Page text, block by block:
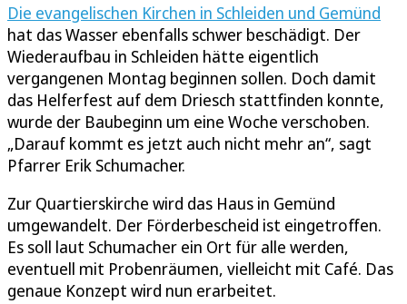
Die evangelischen Kirchen in Schleiden und Gemünd
hat das Wasser ebenfalls schwer beschädigt. Der
Wiederaufbau in Schleiden hätte eigentlich
vergangenen Montag beginnen sollen. Doch damit
das Helferfest auf dem Driesch stattfinden konnte,
wurde der Baubeginn um eine Woche verschoben.
„Darauf kommt es jetzt auch nicht mehr an“, sagt
Pfarrer Erik Schumacher.
Zur Quartierskirche wird das Haus in Gemünd
umgewandelt. Der Förderbescheid ist eingetroffen.
Es soll laut Schumacher ein Ort für alle werden,
eventuell mit Probenräumen, vielleicht mit Café. Das
genaue Konzept wird nun erarbeitet.